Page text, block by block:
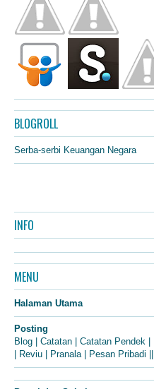
BLOGROLL
Serba-serbi Keuangan Negara
INFO
MENU
Halaman Utama
Posting
Blog
Catatan Catatan Pendek
Reviu Pranala| Pesan Pribadi